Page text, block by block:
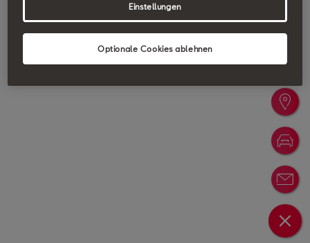
Optionale Cookies ablehnen
Einstellungen